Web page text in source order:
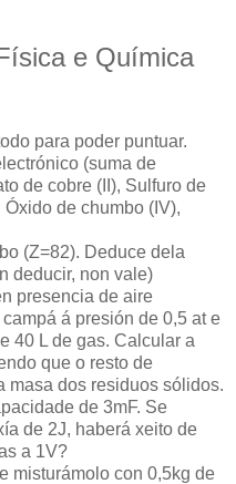
e Química
para poder puntuar.
(suma de
de cobre (II), Sulfuro de
de chumbo (IV),
(Z=82). Deduce dela
deducir, non vale)
presencia de aire
á presión de 0,5 at e
40 L de gas. Calcular a
que o resto de
masa dos residuos sólidos.
de 3mF. Se
de 2J, haberá xeito de
a 1V?
misturámolo con 0,5kg de